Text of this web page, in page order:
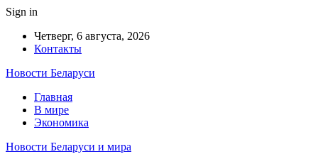
Sign in
Четверг, 6 августа, 2026
Контакты
Новости Беларуси
Главная
В мире
Экономика
Новости Беларуси и мира